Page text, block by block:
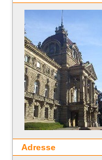
Adresse